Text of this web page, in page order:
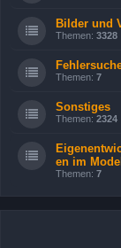
Bilder und
Themen: 3328
Themen: 7
Sonstiges
Themen: 2324
en im
Themen: 7